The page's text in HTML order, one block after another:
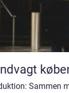
Sammen